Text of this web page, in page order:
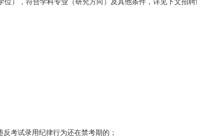
考试录用纪律行为还在禁考期的；